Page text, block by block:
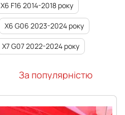
X6 F16 2014-2018 року
X6 G06 2023-2024 року
X7 G07 2022-2024 року
За популярністю